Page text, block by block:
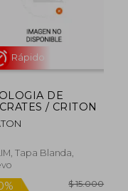
dcto.
DE
/ CRITON
Tapa Blanda,